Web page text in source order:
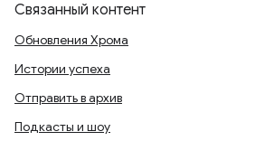
Связанный контент
Обновления Хрома
Истории успеха
Отправить в архив
Подкасты и шоу